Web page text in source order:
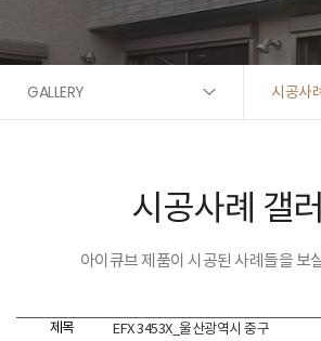
GALLERY 시공사
시공사례 갤
아이큐브 제품이 시공된 사례들을 보
제목 EFX 3453X_울산광역시 중구